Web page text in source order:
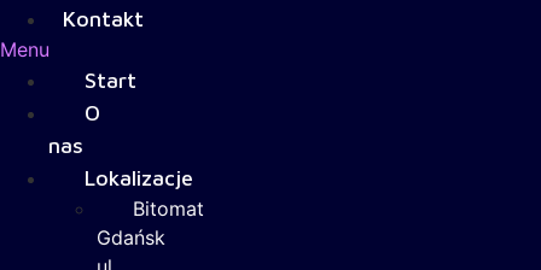
Kontakt
Menu
Start
O
nas
Lokalizacje
Bitomat
Gdańsk